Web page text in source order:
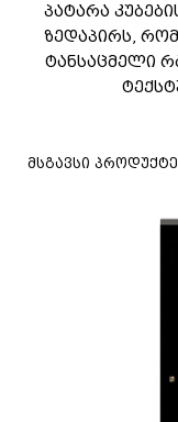
პატარა
ზედაპირს,
ტანსაცმელი
მსგავსი